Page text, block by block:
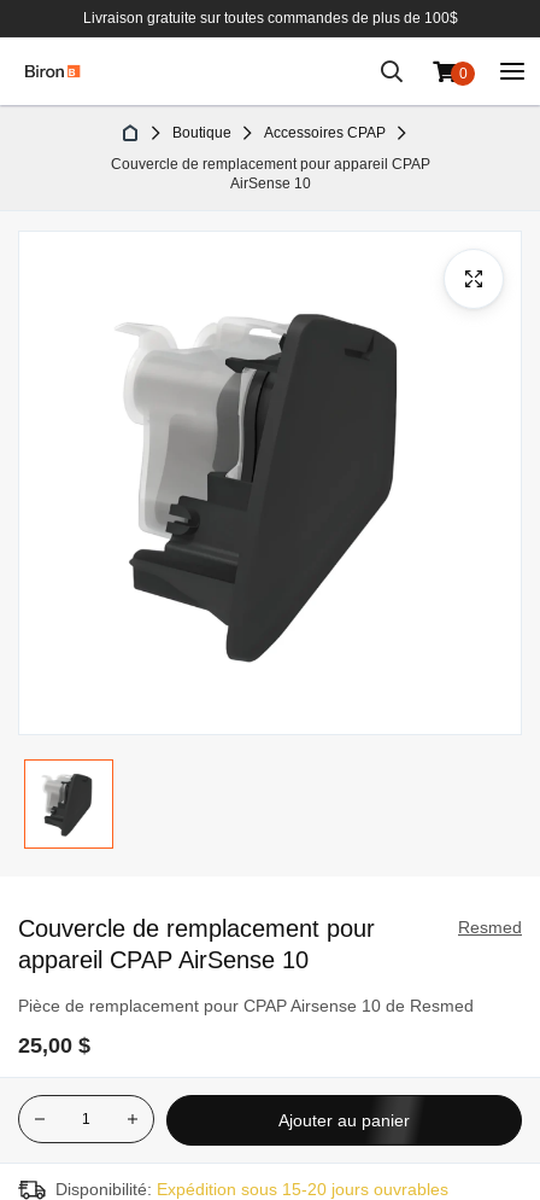
Livraison gratuite sur toutes commandes de plus de 100$
0
Boutique
Accessoires CPAP
Couvercle de remplacement pour appareil CPAP
AirSense 10
début
de
Galerie
d’images
Resmed
Couvercle de remplacement pour
appareil CPAP AirSense 10
Pièce de remplacement pour CPAP Airsense 10 de Resmed
25,00 $
Ajouter au panier
Disponibilité: Expédition sous 15-20 jours ouvrables